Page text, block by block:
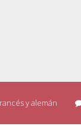
y alemán